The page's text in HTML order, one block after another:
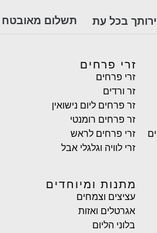
בכל עת תשלום מאובטח
זרי פרחים
זרי פרחים
זר ורדים
זר פרחים ליום נישואין
זר פרחים רומנטי
זרי פרחים לראש
זרי לוויה וגלגלי אבל
מתנות ומיוחדים
עציצים וצמחים
אגרטלים ואזות
בלוני הליום